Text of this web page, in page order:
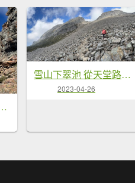
夢幻雲朵相伴
雪山下翠池 從天堂路到天堂
2023-04-26